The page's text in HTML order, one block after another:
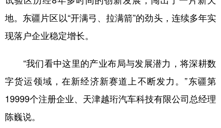
地。东疆片区以“开满弓、拉满箭”的劲头，连续多年实
现落户企业稳定增长。
“我们看中这里的产业布局与发展潜力，将深耕数
字货运领域，在新经济新赛道上不断发力。”东疆第
19999个注册企业、天津越珩汽车科技有限公司总经理
陈巍说。